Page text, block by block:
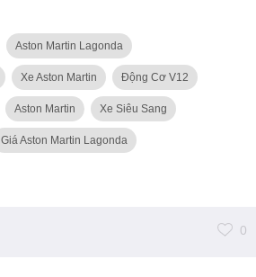
Aston Martin Lagonda
Xe Aston Martin Động Cơ V12
Aston Martin Xe Siêu Sang
Giá Aston Martin Lagonda
0